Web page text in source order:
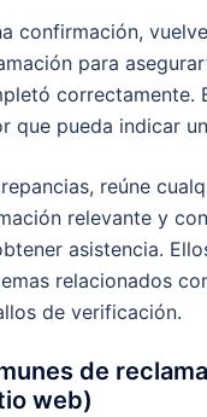
confirmación,
para
correctamente.
que pueda indicar
reúne
relevante y
asistencia.
relacionados
de verificación.
de
web)